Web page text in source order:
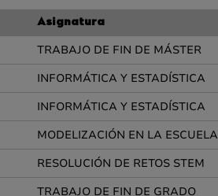
Asignatura
TRABAJO DE FIN DE MÁSTER
INFORMÁTICA Y ESTADÍSTICA
INFORMÁTICA Y ESTADÍSTICA
MODELIZACIÓN EN LA ESCUELA
RESOLUCIÓN DE RETOS STEM
TRABAJO DE FIN DE GRADO